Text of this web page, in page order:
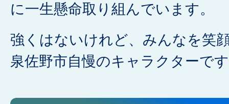
に一生懸命取り組んでいます。
強くはないけれど、みんなを笑
泉佐野市自慢のキャラクターで